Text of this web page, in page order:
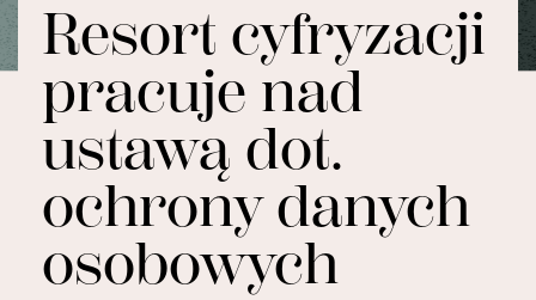
Resort cyfryzacji
pracuje nad
ustawą dot.
ochrony danych
osobowych